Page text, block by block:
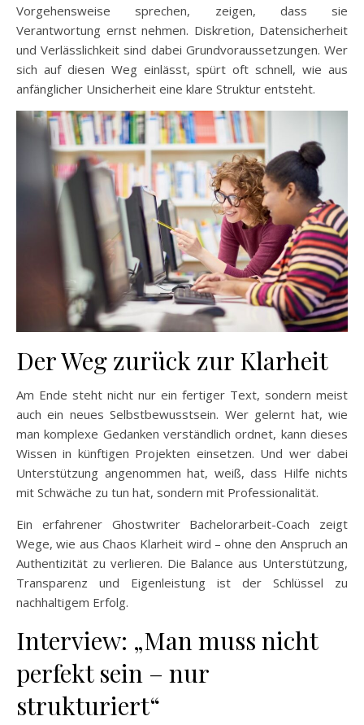
Vorgehensweise sprechen, zeigen, dass sie
Verantwortung ernst nehmen. Diskretion, Datensicherheit
und Verlässlichkeit sind dabei Grundvoraussetzungen. Wer
sich auf diesen Weg einlässt, spürt oft schnell, wie aus
anfänglicher Unsicherheit eine klare Struktur entsteht.
Der Weg zurück zur Klarheit
Am Ende steht nicht nur ein fertiger Text, sondern meist
auch ein neues Selbstbewusstsein. Wer gelernt hat, wie
man komplexe Gedanken verständlich ordnet, kann dieses
Wissen in künftigen Projekten einsetzen. Und wer dabei
Unterstützung angenommen hat, weiß, dass Hilfe nichts
mit Schwäche zu tun hat, sondern mit Professionalität.
Ein erfahrener Ghostwriter Bachelorarbeit-Coach zeigt
Wege, wie aus Chaos Klarheit wird – ohne den Anspruch an
Authentizität zu verlieren. Die Balance aus Unterstützung,
Transparenz und Eigenleistung ist der Schlüssel zu
nachhaltigem Erfolg.
Interview: „Man muss nicht
perfekt sein – nur
strukturiert“